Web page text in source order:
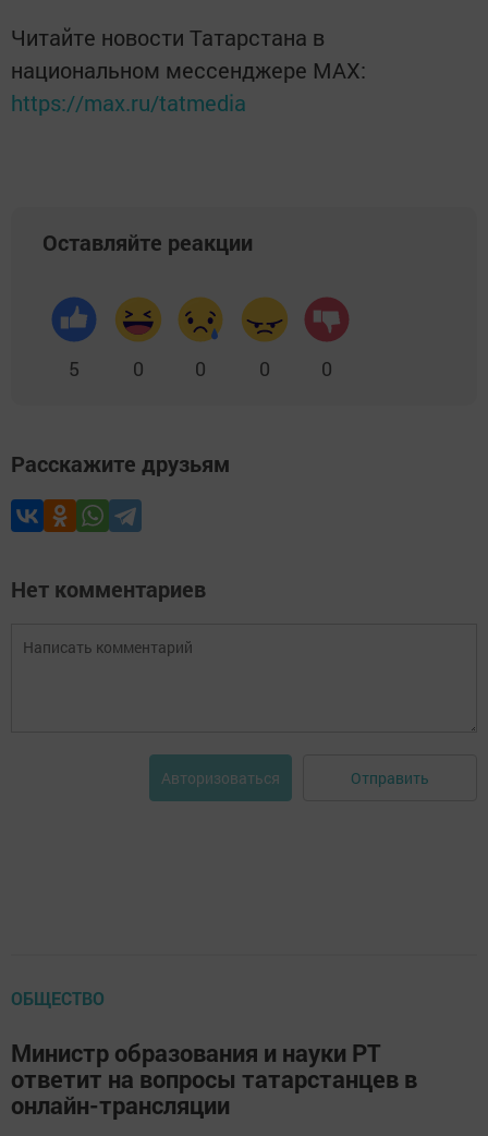
Читайте новости Татарстана в
национальном мессенджере MАХ:
https://max.ru/tatmedia
Оставляйте реакции
5 0 0 0 0
Расскажите друзьям
Нет комментариев
Авторизоваться Отправить
ОБЩЕСТВО
Министр образования и науки РТ
ответит на вопросы татарстанцев в
онлайн-трансляции